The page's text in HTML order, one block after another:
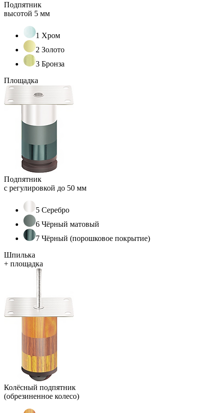
Подпятник
высотой 5 мм
1 Хром
2 Золото
3 Бронза
Площадка
Подпятник
с регулировкой до 50 мм
5 Серебро
6 Чёрный матовый
7 Чёрный (порошковое покрытие)
Шпилька
+ площадка
Колёсный подпятник
(обрезиненное колесо)